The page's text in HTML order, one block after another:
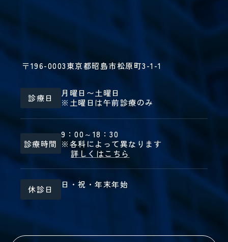
〒196-0003東京都昭島市松原町3-1-1
診療日
月曜日〜土曜日
※土曜日は午前診療のみ
診療時間
9：00～18：30
※各科によって異なります
詳しくはこちら
休診日 日・祝・年末年始